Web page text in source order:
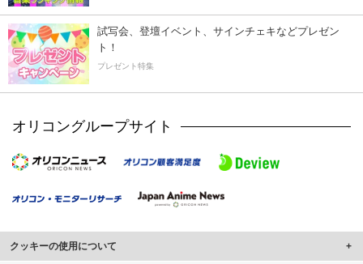
試写会、登壇イベント、サインチェキなどプレゼン
ト！
プレゼント特集
オリコングループサイト
クッキーの使用について